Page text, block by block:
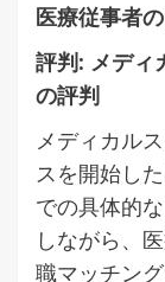
医療従事者
評判: メディ
の評判
メディカル
スを開始し
での具体的
しながら、
職マッチン